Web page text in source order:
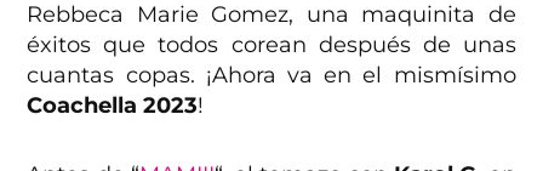
Rebbeca Marie Gomez, una maquinita de
éxitos que todos corean después de unas
cuantas copas. ¡Ahora va en el mismísimo
Coachella 2023!